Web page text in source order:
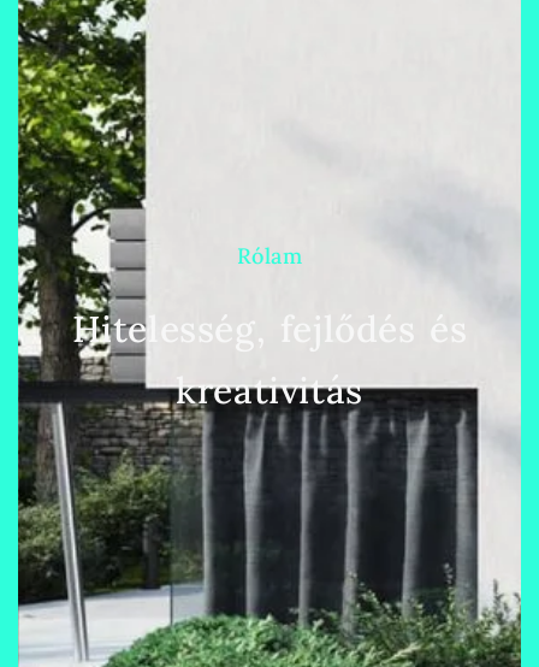
Hitelesség, fejlődés és
kreativitás
Rólam